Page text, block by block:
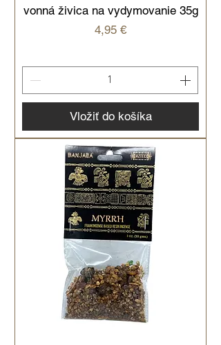
vonná živica na vydymovanie 35g
Cena
4,95 €
Vložiť do košíka